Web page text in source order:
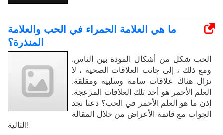
ما هي العلامة الحمراء في الحب والعلامة
المنذرة؟
الحب شكل من أشكال المودة بين الناس.
ومع ذلك ، إلى جانب العلاقات الصحية ، لا
تزال هناك علاقات سامة وسلبية ومقلقة.
العلم الأحمر هو أحد تلك العلاقات المزعجة.
إذن ما هو العلم الأحمر في الحب؟ دعنا نجد
الجواب مع قائمة الأعراض من خلال المقالة
التالية!